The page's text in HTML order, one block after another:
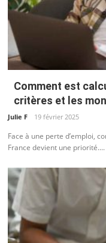
Comment est
critères et les
Julie F 19 février 2025
Face à une perte d’emploi,
France devient une priorité....